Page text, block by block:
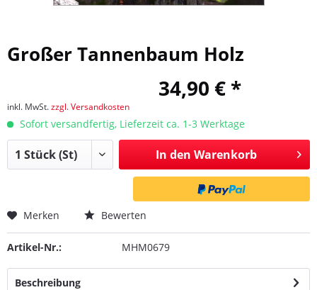
Großer Tannenbaum Holz
34,90 € *
inkl. MwSt.zzgl. Versandkosten
Sofort versandfertig, Lieferzeit ca. 1-3 Werktage
In den Warenkorb
Merken Bewerten
Artikel-Nr.: MHM0679
Beschreibung